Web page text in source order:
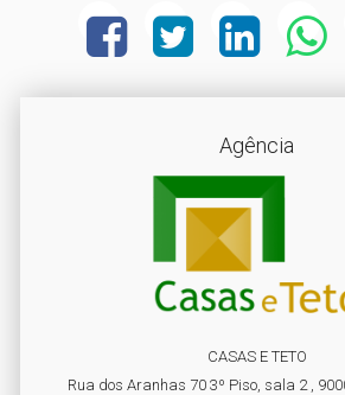
Agência
CASAS E TETO
Rua dos Aranhas 70 3º Piso, sala 2 ,